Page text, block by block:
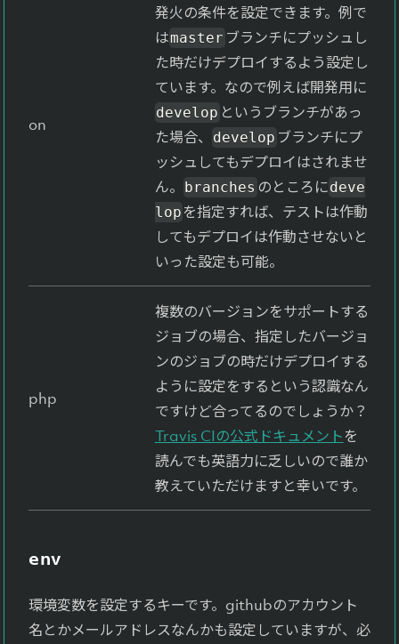
on
発火の条件を設定できます。例で
はmaster ブランチにプッシュし
た時だけデプロイするよう設定し
ています。なので例えば開発用に
develop というブランチがあっ
た場合、
develop ブランチにプ
ッシュしてもデプロイはされませ
ん。
branches のところにdeve
lop を指定すれば、テストは作動
してもデプロイは作動させないと
いった設定も可能。
php
複数のバージョンをサポートする
ジョブの場合、指定したバージョ
ンのジョブの時だけデプロイする
ように設定をするという認識なん
ですけど合ってるのでしょうか？
Travis CIの公式ドキュメントを
読んでも英語力に乏しいので誰か
教えていただけますと幸いです。
env
環境変数を設定するキーです。githubのアカウント
名とかメールアドレスなんかも設定していますが、必